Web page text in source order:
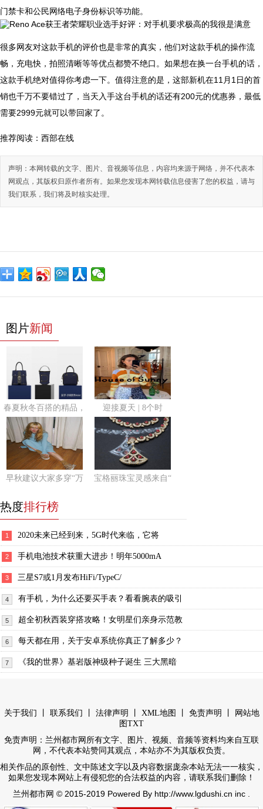
门禁卡和公民网络电子身份标识等功能。
很多网友对这款手机的评价也是非常的真实，他们对这款手机的操作流
畅，充电快，拍照清晰等等优点都赞不绝口。如果想在换一台手机的话，
这款手机绝对值得你考虑一下。值得注意的是，这部新机在11月1日的首
销也千万不要错过了，当天入手这台手机的话还有200元的优惠券，最低
需要2999元就可以带回家了。
推荐阅读： 西部在线
声明：本网转载的文字、图片、音视频等信息，内容均来源于网络，并不代表本
网观点，其版权归原作者所有。如果您发现本网转载信息侵害了您的权益，请与
我们联系，我们将及时核实处理。
图片新闻
春夏秋冬百搭的精品， 迎接夏天 | 8个时
早秋建议大家多穿“万 宝格丽珠宝灵感来自“
热度排行榜
1 2020未来已经到来，5G时代来临，它将
2 手机电池技术获重大进步！明年5000mA
3 三星S7或1月发布HiFi/TypeC/
4 有手机，为什么还要买手表？看看腕表的吸引
5 超全初秋西装穿搭攻略！女明星们亲身示范教
6 每天都在用，关于安卓系统你真正了解多少？
7 《我的世界》基岩版神级种子诞生 三大黑暗
关于我们 联系我们 法律声明 XML地图 免责声明
网站地
图 TXT
免责声明：兰州都市网所有文字、图片、视频、音频等资料均来自互联
网，不代表本站赞同其观点，本站亦不为其版权负责。
相关作品的原创性、文中陈述文字以及内容数据庞杂本站无法一一核实，
如果您发现本网站上有侵犯您的合法权益的内容，请联系我们删除！
兰州都市网 © 2015-2019 Powered By http://www.lgdushi.cn inc .